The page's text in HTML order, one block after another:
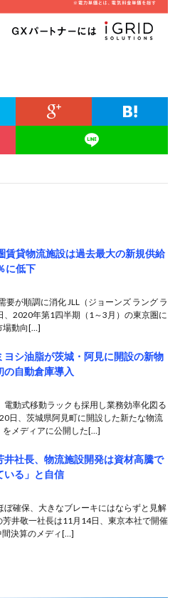
賃貸物流施設は過去最大の新規供給
に低下
要が順調に消化 JLL（ジョーンズ ラング ラ
、2020年第1四半期（1～3月）の東京圏に
場動向[…]
ヨシ油脂が茨城・阿見に開設の新物
の自動倉庫導入
電動式移動ラックも採用し業務効率化図る
日、茨城県阿見町に開設した新たな物流
をメディアに公開した[…]
井社長、物流施設開発は資材高騰で
いる」と自信
ぼ確保、大きなブレーキにはならずと見解
芳井敬一社長は11月14日、東京本社で開催
間決算のメディ[…]